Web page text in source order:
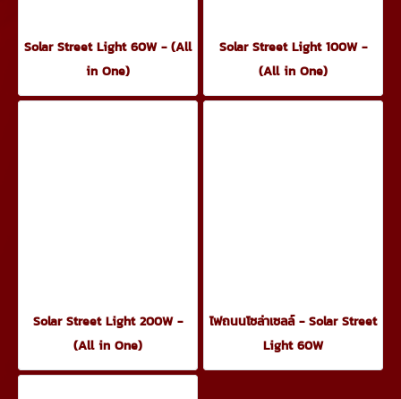
Solar Street Light 60W - (All
in One)
Solar Street Light 100W -
(All in One)
Solar Street Light 200W -
(All in One)
ไฟถนนโซล่าเซลล์ - Solar Street
Light 60W